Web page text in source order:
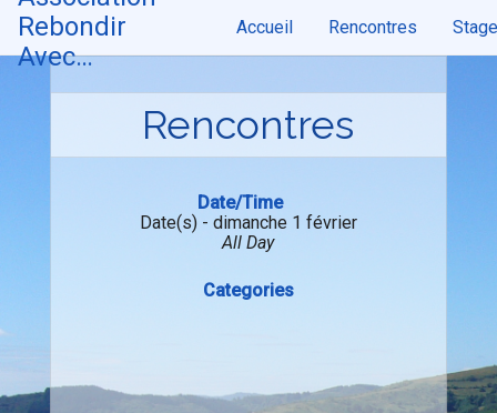
Skip
content
Rebondir
Avec…
Accueil Rencontres
Rencontres
Date/Time
Date(s) - dimanche 1 février
All Day
Categories